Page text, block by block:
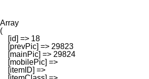
Array
(
    [id] => 18
    [prevPic] => 29823
    [mainPic] => 29824
    [mobilePic] =>
    [itemID] =>